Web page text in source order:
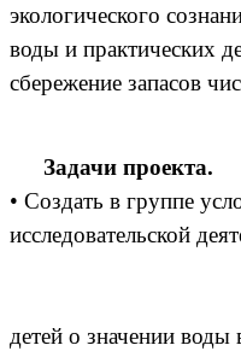
экологического
воды и практических
сбережение запасов
Задачи проекта.
• Создать в группе
•
детей о